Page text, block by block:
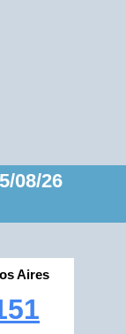
08/26
Aires